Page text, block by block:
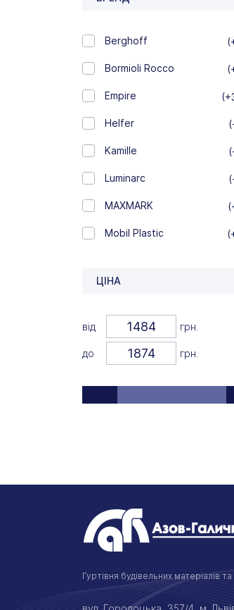
Berghoff
Bormioli Rocco
Empire
Helfer
Kamille
Luminarc
MAXMARK
Mobil Plastic
S&T
Vincent
Vinzer
ЦІНА
від грн.
до грн.
Гуртівня будівельних матеріалів